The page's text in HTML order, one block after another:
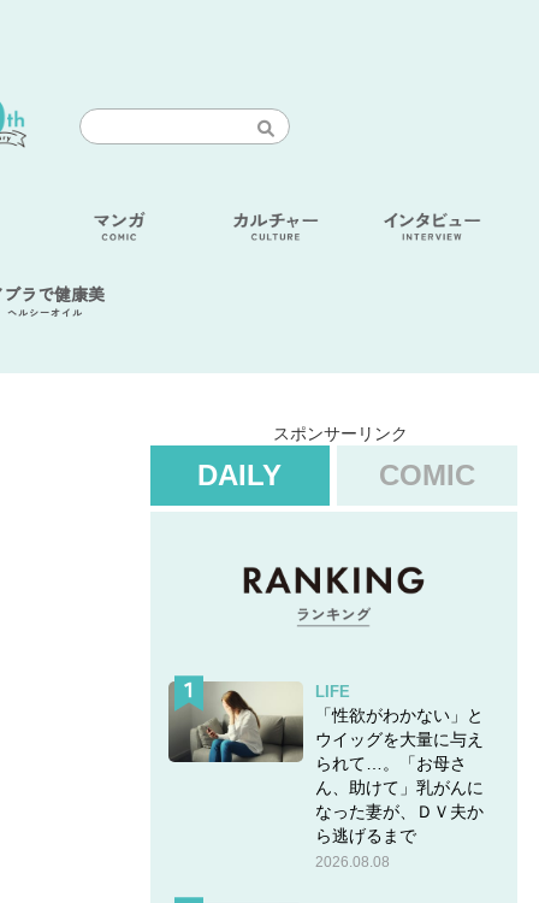
ラで健康美
ヘルシーオイル
スポンサーリンク
DAILY COMIC
LIFE
「性欲がわかない」と
ウイッグを大量に与え
られて…。「お母さ
ん、助けて」乳がんに
なった妻が、ＤＶ夫か
ら逃げるまで
2026.08.08